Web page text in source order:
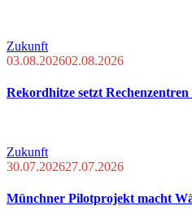
Zukunft
03.08.202602.08.2026
Rekordhitze setzt
Zukunft
30.07.202627.07.2026
Münchner Pilotprojekt macht